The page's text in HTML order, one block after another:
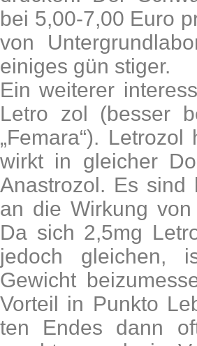
bei 5,00-7,00 Euro
von
einiges gün stiger.
Ein weiterer
Letro zol (besser
„Femara“).
wirkt in gleicher
Anastrozol. Es sind
an die Wirkung
Da sich 2,5mg
jedoch gleichen,
Gewicht
Vorteil in Punkto
ten Endes dann